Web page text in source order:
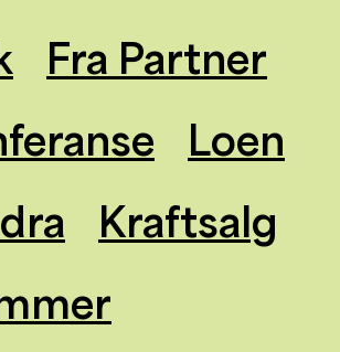
Fra Partner
Loen
Kraftsalg